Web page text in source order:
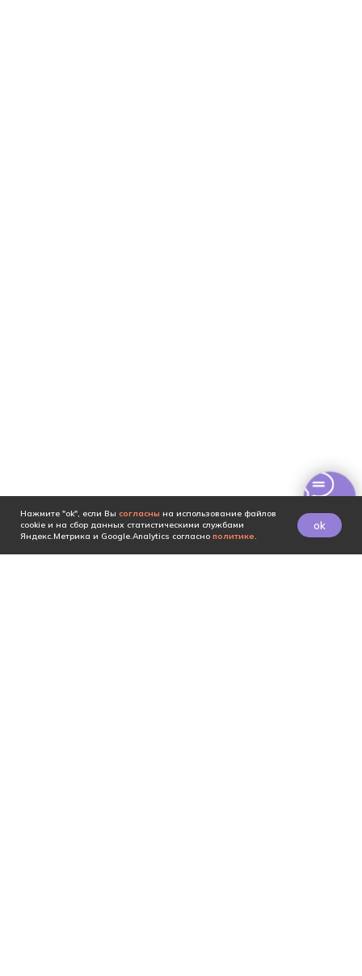
Нажмите "ok", если Вы согласны на использование файлов
cookie и на сбор данных статистическими службами
Яндекс.Метрика и Google.Analytics согласно политике.
ok